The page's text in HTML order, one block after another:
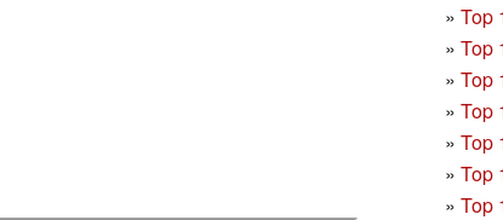
» Top
» Top
» Top
» Top
» Top
» Top
» Top